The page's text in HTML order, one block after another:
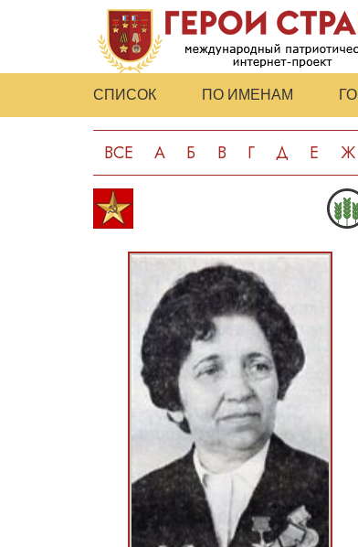
СПИСОК ПО ИМЕНАМ
ВСЕ А Б В Г Д Е Ж